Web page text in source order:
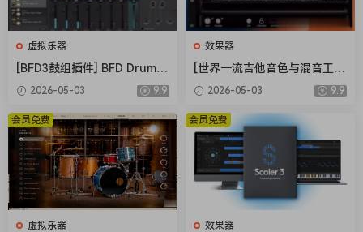
虚拟乐器
[BFD3鼓组插件] BFD Drums
BFD3 v3.5.0.49-R2R [WiN]
2026-05-03 9.9
效果器
[世界一流吉他音色与混音工具
全套合集] STL Tones Bundle
v2026.04 [WiN, MacOSX]（1.
48GB+3.34GB）
2026-05-03 9.9
虚拟乐器
会员免费
效果器
会员免费